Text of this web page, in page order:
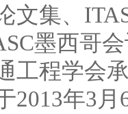
文集、
墨西哥
工程学会
2013年3